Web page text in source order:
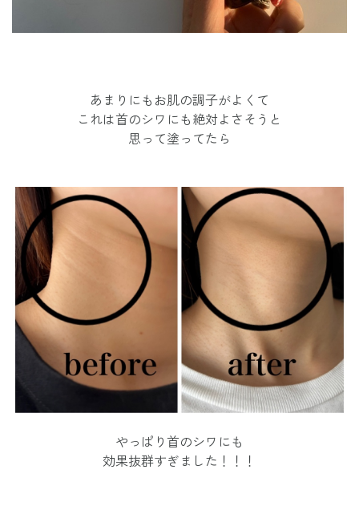
あまりにもお肌の調子がよくて
これは首のシワにも絶対よさそうと
思って塗ってたら
やっぱり首のシワにも
効果抜群すぎました！！！